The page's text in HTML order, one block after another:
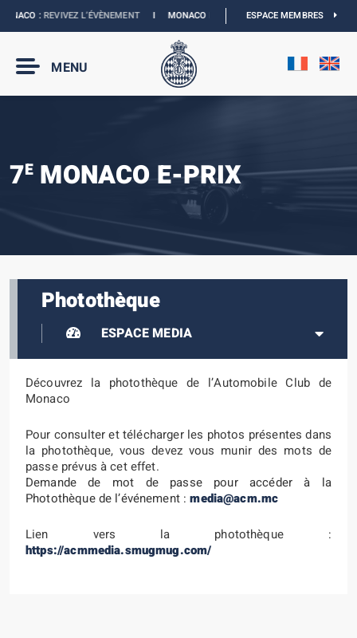
:REVIVEZ L’ÉVÈNEMENTI MONACO E-PRIX 2027 :LES DATES SONT
ESPACE MEMBRES
MENU
7E MONACO E-PRIX
Photothèque
ESPACE MEDIA
Découvrez la photothèque de l’Automobile Club de
Monaco
Pour consulter et télécharger les photos présentes dans
la photothèque, vous devez vous munir des mots de
passe prévus à cet effet.
Demande de mot de passe pour accéder à la
Photothèque de l’événement :media@acm.mc
Lien vers la photothèque :
https://acmmedia.smugmug.com/